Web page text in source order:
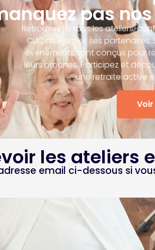
pas
Retrouvez ici tous les ateliers,
CLIC de Riom et ses
événements sont conçus pour
leurs proches. Participez et
une retraite active
les ateliers
email ci-dessous si